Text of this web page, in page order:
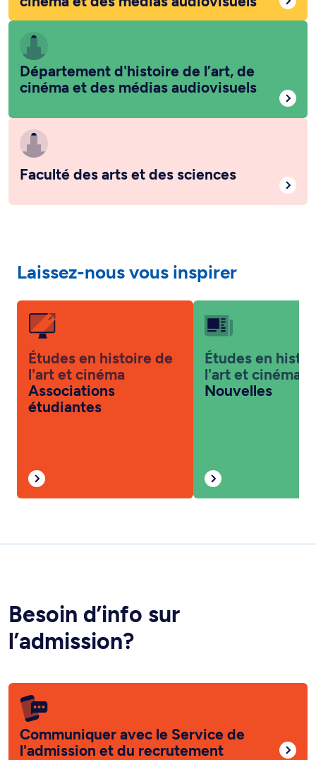
Département d'histoire de l’art, de
cinéma et des médias audiovisuels
Faculté des arts et des sciences
Laissez-nous vous inspirer
Études en histoire de
l'art et cinéma
Associations
étudiantes
Études en
l'art et cinéma
Nouvelles
Besoin d’info sur
l’admission?
Communiquer avec le Service de
l'admission et du recrutement